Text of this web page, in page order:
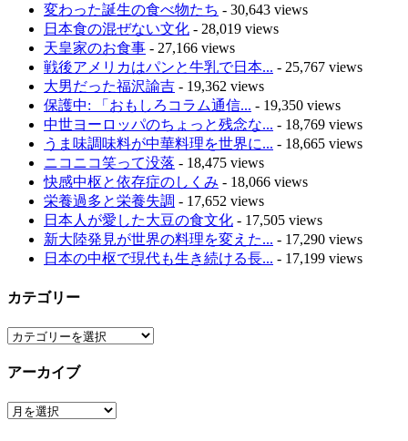
変わった誕生の食べ物たち - 30,643 views
日本食の混ぜない文化 - 28,019 views
天皇家のお食事 - 27,166 views
戦後アメリカはパンと牛乳で日本... - 25,767 views
大男だった福沢諭吉 - 19,362 views
保護中: 「おもしろコラム通信... - 19,350 views
中世ヨーロッパのちょっと残念な... - 18,769 views
うま味調味料が中華料理を世界に... - 18,665 views
ニコニコ笑って没落 - 18,475 views
快感中枢と依存症のしくみ - 18,066 views
栄養過多と栄養失調 - 17,652 views
日本人が愛した大豆の食文化 - 17,505 views
新大陸発見が世界の料理を変えた... - 17,290 views
日本の中枢で現代も生き続ける長... - 17,199 views
カテゴリー
カ
ゴ
ー
アーカイブ
ア